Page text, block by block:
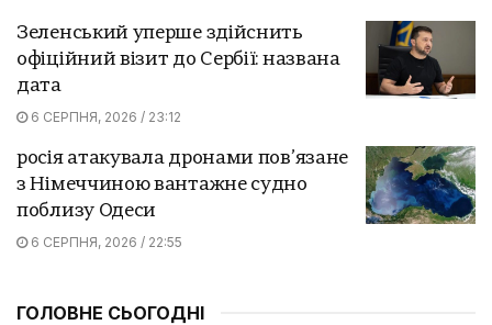
Зеленський уперше здійснить
офіційний візит до Сербії: названа
дата
6 СЕРПНЯ, 2026 / 23:12
росія атакувала дронами пов’язане
з Німеччиною вантажне судно
поблизу Одеси
6 СЕРПНЯ, 2026 / 22:55
ГОЛОВНЕ СЬОГОДНІ